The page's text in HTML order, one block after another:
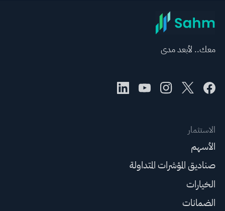
معك.. لأبعد مدى
الاستثمار
الأسهم
صناديق المؤشرات المتداولة
الخيارات
الضمانات